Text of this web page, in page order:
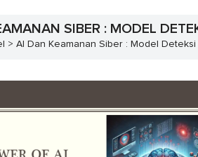
SIBER : MODEL
> AI Dan Keamanan Siber : Model Deteksi